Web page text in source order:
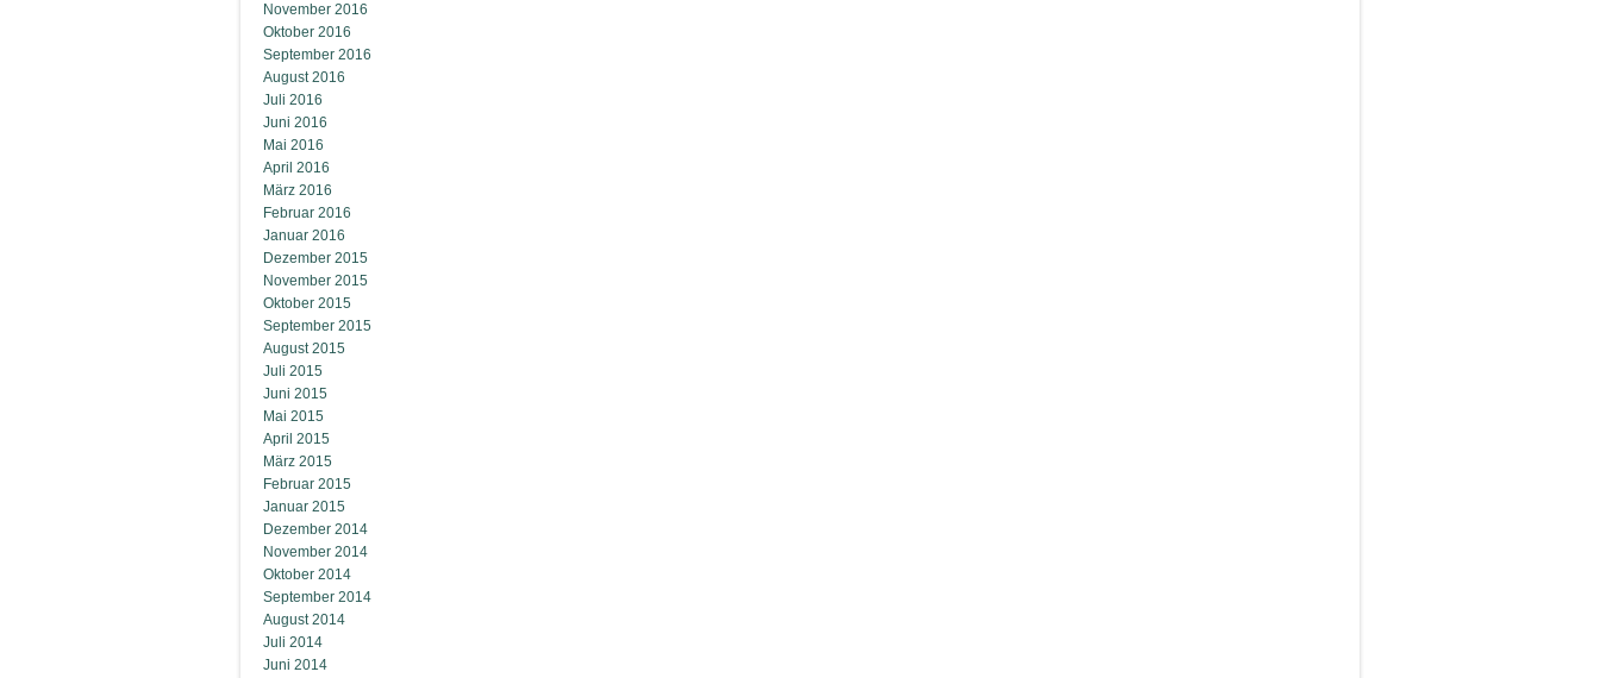
November 2016
Oktober 2016
September 2016
August 2016
Juli 2016
Juni 2016
Mai 2016
April 2016
März 2016
Februar 2016
Januar 2016
Dezember 2015
November 2015
Oktober 2015
September 2015
August 2015
Juli 2015
Juni 2015
Mai 2015
April 2015
März 2015
Februar 2015
Januar 2015
Dezember 2014
November 2014
Oktober 2014
September 2014
August 2014
Juli 2014
Juni 2014